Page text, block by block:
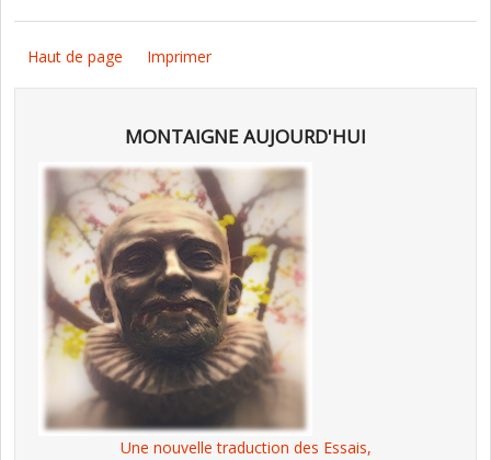
Haut de page Imprimer
MONTAIGNE AUJOURD'HUI
Une nouvelle traduction des Essais,